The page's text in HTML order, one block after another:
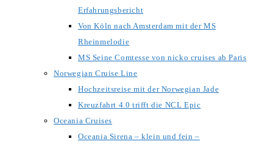
Erfahrungsbericht
Von Köln nach Amsterdam mit der MS
Rheinmelodie
MS Seine Comtesse von nicko cruises ab Paris
Norwegian Cruise Line
Hochzeitsreise mit der Norwegian Jade
Kreuzfahrt 4.0 trifft die NCL Epic
Oceania Cruises
Oceania Sirena – klein und fein –